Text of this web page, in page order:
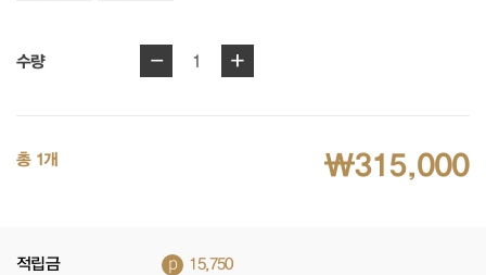
수량 - 1 +
총 1개 ₩315,000
적립금 p 15,750